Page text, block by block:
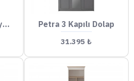
Osaka Şifonyer (Aynalı) Petra 3 Kapılı Dolap
31.395 ₺